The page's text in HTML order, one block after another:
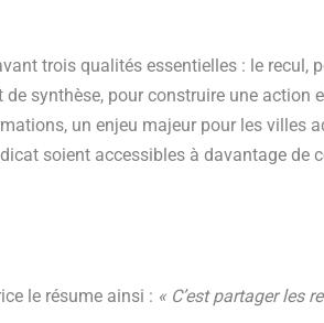
trois qualités essentielles : le recul,
synthèse, pour construire une
un enjeu majeur pour les villes
soient accessibles à davantage
le résume ainsi : « C’est partager les